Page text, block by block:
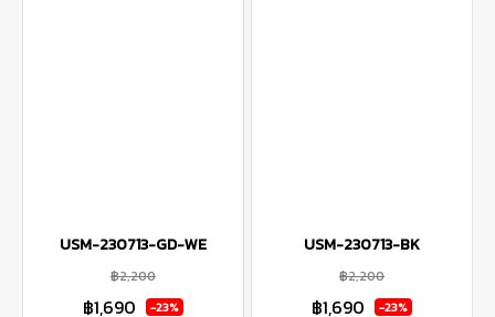
USM-230713-GD-WE
฿2,200
฿1,690 -23%
USM-230713-BK
฿2,200
฿1,690 -23%